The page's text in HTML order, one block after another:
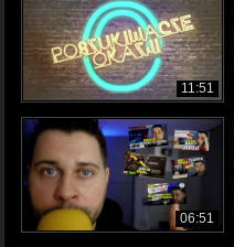
11:51
06:51